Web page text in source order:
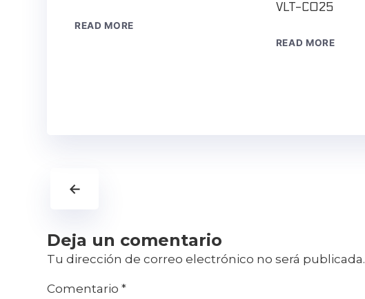
READ MORE
VLT-C025
READ MORE
←
Deja un comentario
Tu dirección de correo electrónico no será publicada.
Comentario *